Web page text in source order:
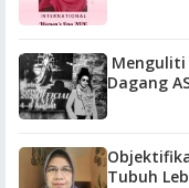
Menguliti
Dagang
Tubuh